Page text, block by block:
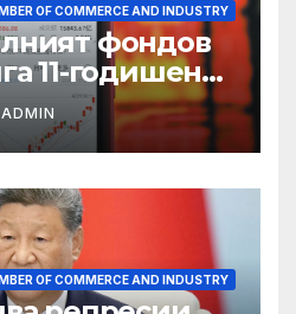
OF COMMERCE AND INDUSTRY
фондов
11-годишен
ADMIN
OF COMMERCE AND INDUSTRY